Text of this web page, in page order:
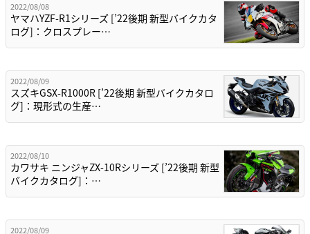
2022/08/08
ヤマハYZF-R1シリーズ [’22後期 新型バイクカタ
ログ]：クロスプレー…
2022/08/09
スズキGSX-R1000R [’22後期 新型バイクカタロ
グ]：現形式の生産…
2022/08/10
カワサキ ニンジャZX-10Rシリーズ [’22後期 新型
バイクカタログ]：…
2022/08/09